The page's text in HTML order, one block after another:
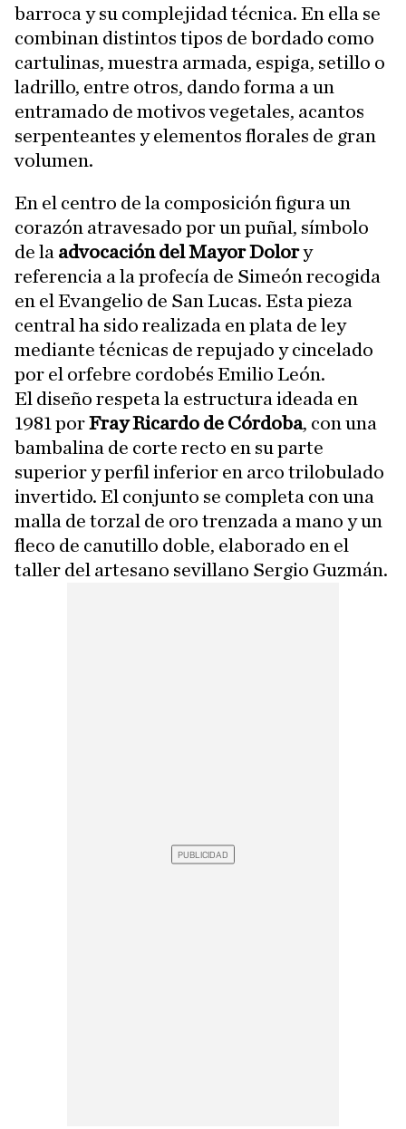
barroca y su complejidad técnica. En ella se
combinan distintos tipos de bordado como
cartulinas, muestra armada, espiga, setillo o
ladrillo, entre otros, dando forma a un
entramado de motivos vegetales, acantos
serpenteantes y elementos florales de gran
volumen.
En el centro de la composición figura un
corazón atravesado por un puñal, símbolo
de la advocación del Mayor Dolory
referencia a la profecía de Simeón recogida
en el Evangelio de San Lucas. Esta pieza
central ha sido realizada en plata de ley
mediante técnicas de repujado y cincelado
por el orfebre cordobés Emilio León.
El diseño respeta la estructura ideada en
1981 porFray Ricardo de Córdoba, con una
bambalina de corte recto en su parte
superior y perfil inferior en arco trilobulado
invertido. El conjunto se completa con una
malla de torzal de oro trenzada a mano y un
fleco de canutillo doble, elaborado en el
taller del artesano sevillano Sergio Guzmán.